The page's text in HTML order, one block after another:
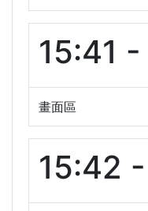
15:41 -
畫面區
15:42